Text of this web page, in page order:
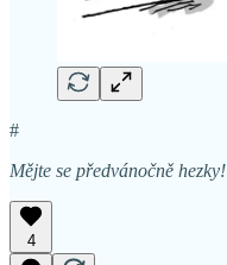
#
Mějte se předvánočně hezky!
4